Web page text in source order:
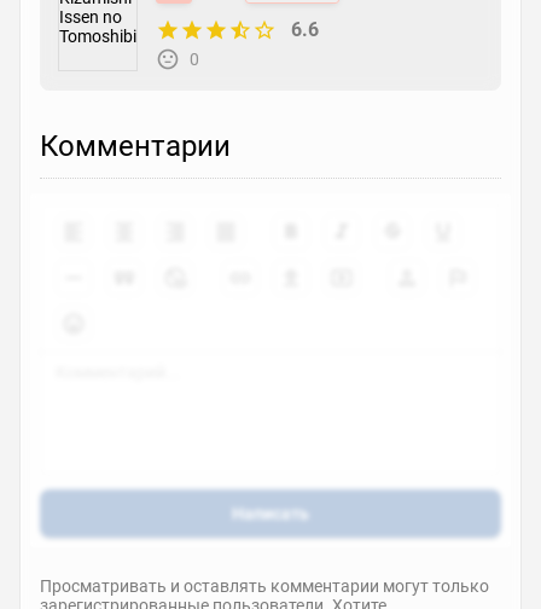
6.6
0
Комментарии
Написать
Просматривать и оставлять комментарии могут только